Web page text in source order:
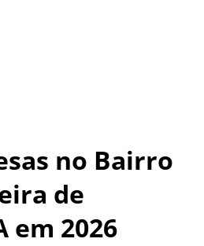
no Bairro
de
em 2026